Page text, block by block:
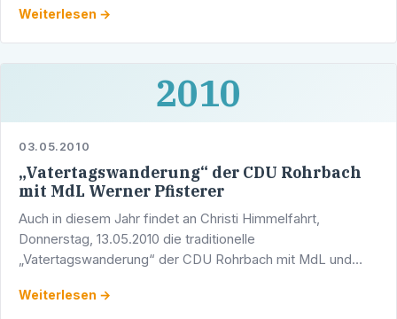
Müller vom …
Weiterlesen →
2010
03.05.2010
„Vatertagswanderung“ der CDU Rohrbach
mit MdL Werner Pfisterer
Auch in diesem Jahr findet an Christi Himmelfahrt,
Donnerstag, 13.05.2010 die traditionelle
„Vatertagswanderung“ der CDU Rohrbach mit MdL und
der alle …
Weiterlesen →